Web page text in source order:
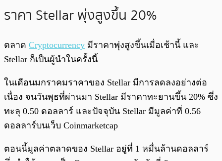
ราคา Stellar พุ่งสูงขึ้น 20%
ตลาด Cryptocurrency มีราคาพุ่งสูงขึ้นเมื่อเช้านี้ และ
Stellar ก็เป็นผู้นำในครั้งนี้
ในเดือนมกราคมราคาของ Stellar มีการลดลงอย่างต่อ
เนื่อง จนวันพุธที่ผ่านมา Stellar มีราคาทะยานขึ้น 20% ซึ่ง
ทะลุ 0.50 ดอลลาร์ และปัจจุบัน Stellar มีมูลค่าที่ 0.56
ดอลลาร์บนเว็บ Coinmarketcap
ตอนนี้มูลค่าตลาดของ Stellar อยู่ที่ 1 หมื่นล้านดอลลาร์